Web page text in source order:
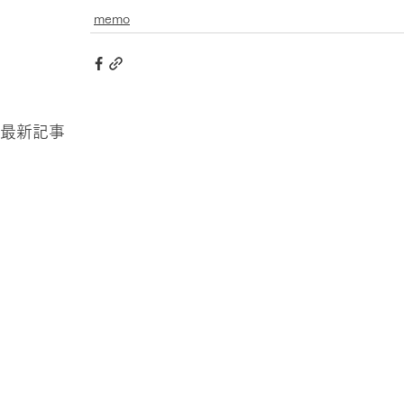
memo
最新記事